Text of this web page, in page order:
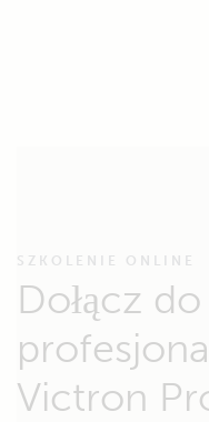
SZKOLENIE ONLINE
Dołącz do
Victron